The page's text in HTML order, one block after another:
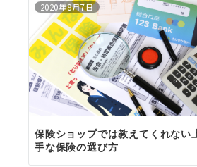
2020年8月7日
保険ショップでは教えてくれない
手な保険の選び方